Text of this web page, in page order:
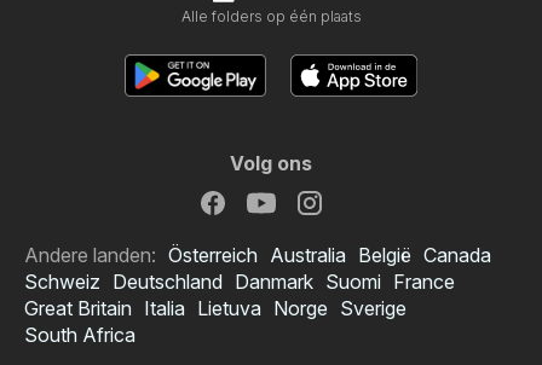
Alle folders op één plaats
Volg ons
Andere landen: Österreich Australia België Canada
Schweiz Deutschland Danmark Suomi France
Great Britain Italia Lietuva Norge Sverige
South Africa